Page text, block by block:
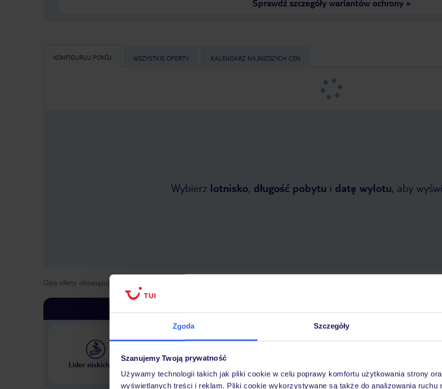
Zgoda Szczegóły
Szanujemy Twoją prywatność
Używamy technologii takich jak pliki cookie w celu poprawy komfortu użytkowania strony
wyświetlanych treści i reklam. Pliki cookie wykorzystywane są także do analizowania ruchu
Sprawdź szczegóły wariantów ochrony»
KONFIGURUJ POKÓJ WSZYSTKIE OFERTY KALENDARZ NAJNIŻSZYCH CEN
Wybierz lotnisko, długość pobytu i datę wylotu, aby
Opis oferty obowiązuje dla wyjazdów w terminie
Lider niskich cen
Największe biuro podróży
w Polsce
wakacjach 24/7